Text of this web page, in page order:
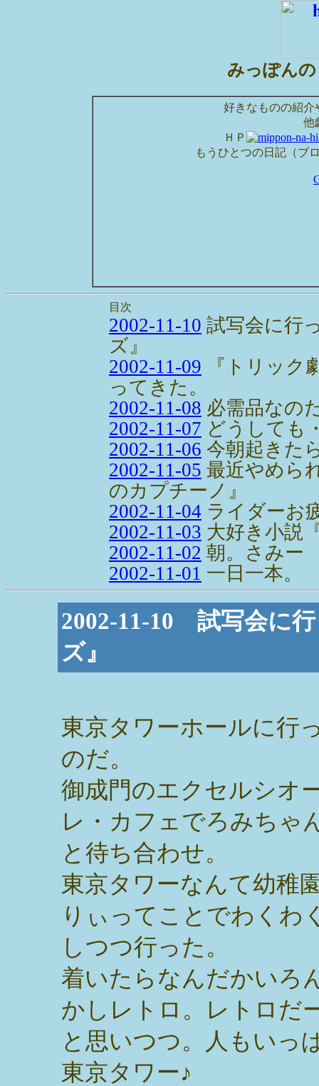
みっぽん
好きなものの紹介
他
ＨＰ
もうひとつの日記（ブ
目次
2002-11-10 試写会に行
ズ』
2002-11-09 『トリック
ってきた。
2002-11-08 必需品なの
2002-11-07 どうしても
2002-11-06 今朝起きた
2002-11-05 最近やめら
のカプチーノ』
2002-11-04 ライダーお
2002-11-03 大好き小説
2002-11-02 朝。さみー
2002-11-01 一日一本。
2002-11-10 試写会に
ズ』
東京タワーホールに行
のだ。
御成門のエクセルシオ
レ・カフェでろみちゃ
と待ち合わせ。
東京タワーなんて幼稚
りぃってことでわくわ
しつつ行った。
着いたらなんだかいろ
かしレトロ。レトロだ
と思いつつ。人もいっ
東京タワー♪